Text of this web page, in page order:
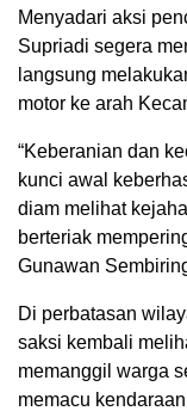
Menyadari aksi
Supriadi segera
langsung
motor ke arah
“Keberanian dan
kunci awal
diam melihat
berteriak
Gunawan
Di perbatasan
saksi kembali
memanggil warga
memacu